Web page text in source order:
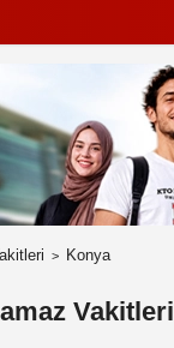
Konya
Vakitleri